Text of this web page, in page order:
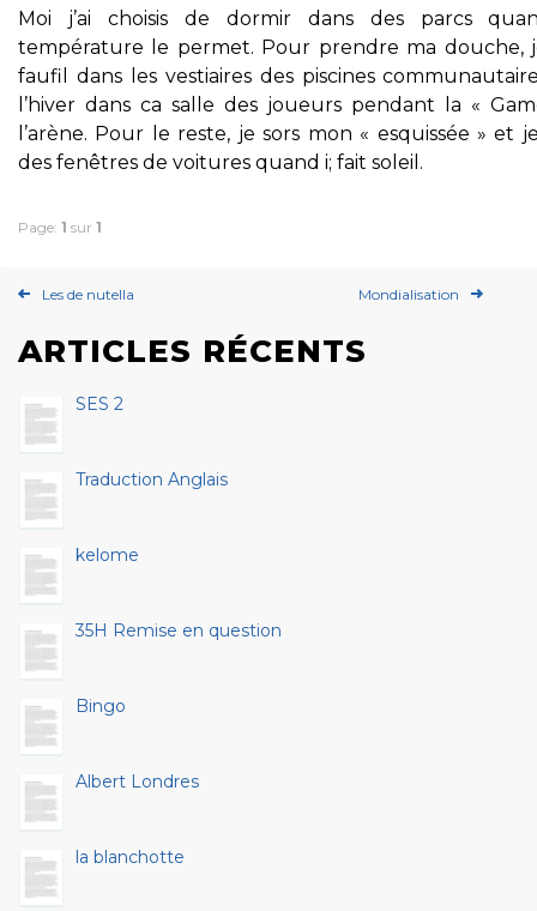
Moi j’ai choisis de dormir dans des parcs
température le permet. Pour prendre ma douche,
faufil dans les vestiaires des piscines
l’hiver dans ca salle des joueurs pendant la «
l’arène. Pour le reste, je sors mon « esquissée » et
des fenêtres de voitures quand i; fait soleil.
Page: 1 sur 1
Les de nutella Mondialisation
ARTICLES RÉCENTS
SES 2
Traduction Anglais
kelome
35H Remise en question
Bingo
Albert Londres
la blanchotte